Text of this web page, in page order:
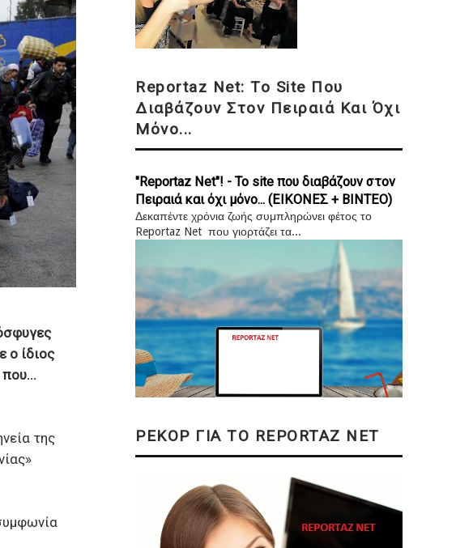
ο ίδιος
της
Reportaz Net: Το Site Που
Διαβάζουν Στον Πειραιά Και Όχι
Μόνο...
"Reportaz Net"! - Το site που διαβάζουν στον
Πειραιά και όχι μόνο... (ΕΙΚΟΝΕΣ + ΒΙΝΤΕΟ)
Δεκαπέντε χρόνια ζωής συμπληρώνει φέτος το
Reportaz Net που γιορτάζει τα...
ΡΕΚΟΡ ΓΙΑ ΤΟ REPORTAZ NET